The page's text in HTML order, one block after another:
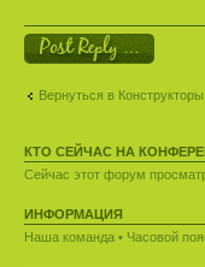
Ответить
Вернуться в Конструкторы
КТО СЕЙЧАС НА
Сейчас этот форум
ИНФОРМАЦИЯ
Наша команда • Часовой